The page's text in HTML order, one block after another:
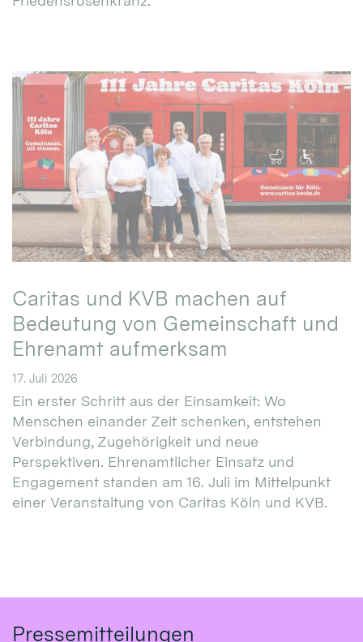
Caritas und KVB machen auf
Bedeutung von Gemeinschaft und
Ehrenamt aufmerksam
17. Juli 2026
Ein erster Schritt aus der Einsamkeit: Wo
Menschen einander Zeit schenken, entstehen
Verbindung, Zugehörigkeit und neue
Perspektiven. Ehrenamtlicher Einsatz und
Engagement standen am 16. Juli im Mittelpunkt
einer Veranstaltung von Caritas Köln und KVB.
Pressemitteilungen